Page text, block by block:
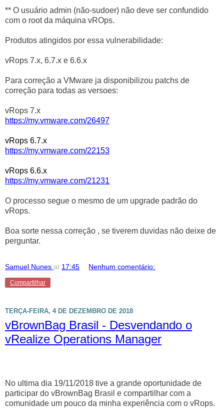
** O usuário admin (não-sudoer) não deve ser confundido
com o root da máquina vROps.
Produtos atingidos por essa vulnerabilidade:
vRops 7.x, 6.7.x e 6.6.x
Para correção a VMware ja disponibilizou patchs de
correção para todas as versoes:
vRops 7.x
https://my.vmware.com/26497
vRops 6.7.x
https://my.vmware.com/22153
vRops 6.6.x
https://my.vmware.com/21231
O processo segue o mesmo de um upgrade padrão do
vRops.
Boa sorte nessa correção , se tiverem duvidas não deixe de
perguntar.
Samuel Nunes at 17:45 Nenhum comentário:
Compartilhar
TERÇA-FEIRA, 4 DE DEZEMBRO DE 2018
vBrownBag Brasil - Desvendando o
vRealize Operations Manager
No ultima dia 19/11/2018 tive a grande oportunidade de
participar do vBrownBag Brasil e compartilhar com a
comunidade um pouco da minha experiência com o vRops.